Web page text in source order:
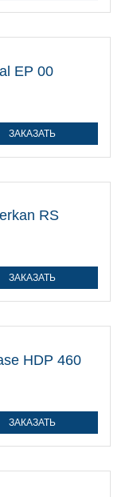
ЗАКАЗАТЬ
ЗАКАЗАТЬ
ЗАКАЗАТЬ